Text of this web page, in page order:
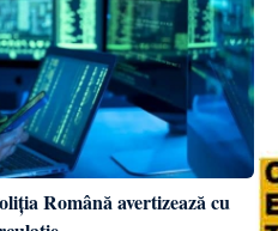
Română avertizează cu